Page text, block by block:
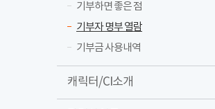
기부하면 좋은 점
기부자 명부 열람
기부금 사용내역
캐릭터/CI소개